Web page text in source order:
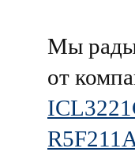
Мы рады
от